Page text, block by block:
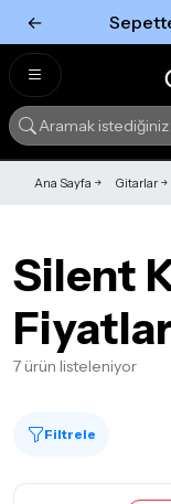
←
Ana Sayfa Gitarlar
Silent
7 ürün listeleniyor
Filtrele